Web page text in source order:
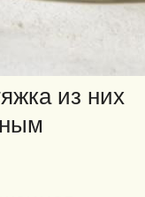
из них